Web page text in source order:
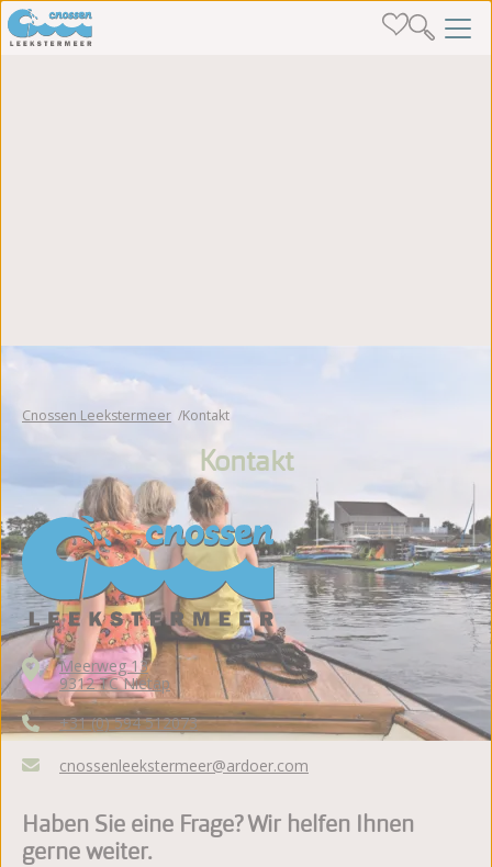
Cnossen Leekstermeer Kontakt
Kontakt
Meerweg 13
9312 TC Nietap
+31 (0) 594 512073
cnossenleekstermeer@ardoer.com
Haben Sie eine Frage? Wir helfen Ihnen
gerne weiter.